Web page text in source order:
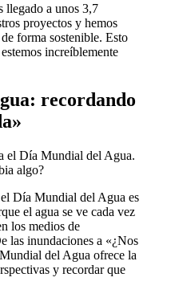
llegado a unos 3,7
proyectos y hemos
forma sostenible. Esto
increíblemente
recordando
el Día Mundial del Agua.
algo?
Día Mundial del Agua es
el agua se ve cada vez
los medios de
las inundaciones a «¿Nos
del Agua ofrece la
y recordar que